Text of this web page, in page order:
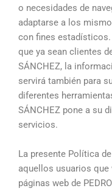
o necesidades de
adaptarse a los
con fines
que ya sean clientes
SÁNCHEZ, la
servirá también para
diferentes
SÁNCHEZ pone a su
servicios.
La presente Política
aquellos usuarios
páginas web de